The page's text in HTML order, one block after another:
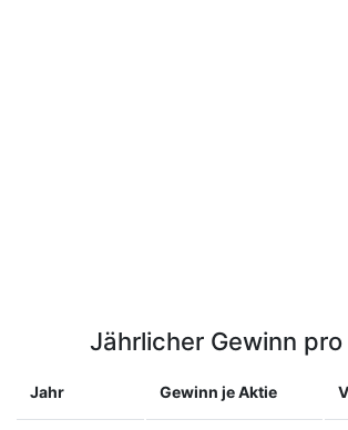
Jährlicher Gewinn
Jahr Gewinn je Aktie